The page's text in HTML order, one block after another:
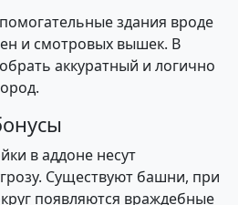
здания вроде
и смотровых вышек. В
аккуратный и логично
в аддоне несут
Существуют башни, при
появляются враждебные